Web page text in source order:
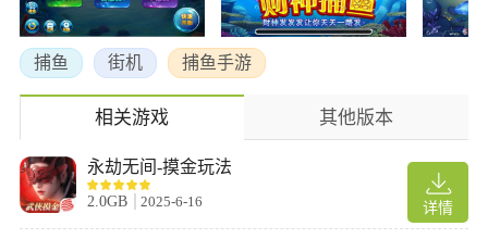
游戏亮点
1.丰富的鱼类种类：游戏中有多种不同种类和大小的鱼类，每种鱼
2.炮台升级系统：游戏中有多种不同的炮台可以选择，每种炮台的
威力和消耗金币不同，让玩家可以根据自己的需要选择合适的炮
台。
捕鱼 街机 捕鱼手游
相关游戏 其他版本
详情
永劫无间-摸金玩法
2.0GB 2025-6-16